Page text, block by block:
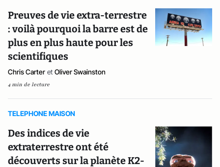
Preuves de vie extra-terrestre
: voilà pourquoi la barre est de
plus en plus haute pour les
scientifiques
Chris Carter et Oliver Swainston
4 min de lecture
TELEPHONE MAISON
Des indices de vie
extraterrestre ont été
découverts sur la planète K2-